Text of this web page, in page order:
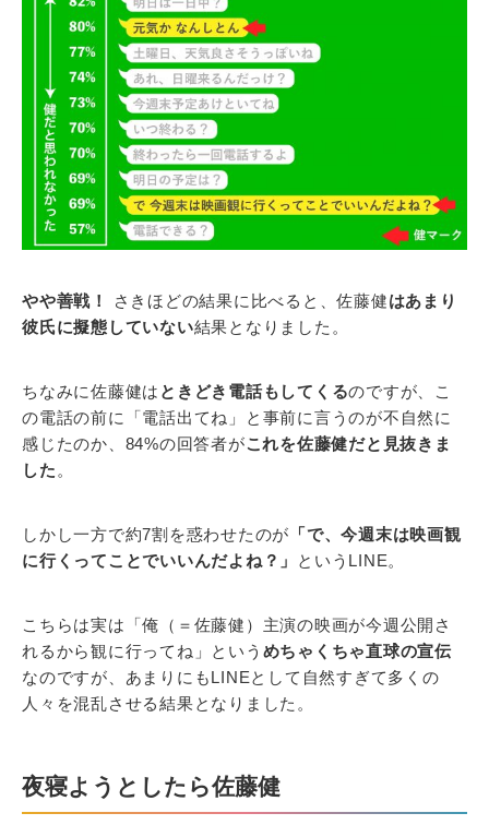
やや善戦！ さきほどの結果に比べると、佐藤健はあまり
彼氏に擬態していない結果となりました。
ちなみに佐藤健は ときどき電話もしてくるのですが、こ
の電話の前に「電話出てね」と事前に言うのが不自然に
感じたのか、84%の回答者がこれを佐藤健だと見抜きま
した 。
しかし一方で約7割を惑わせたのが 「で、今週末は映画観
に行くってことでいいんだよね？」
というLINE。
こちらは実は「俺（＝佐藤健）主演の映画が今週公開さ
れるから観に行ってね」という めちゃくちゃ直球の宣伝
なのですが、あまりにもLINEとして自然すぎて多くの
人々を混乱させる結果となりました。
夜寝ようとしたら佐藤健